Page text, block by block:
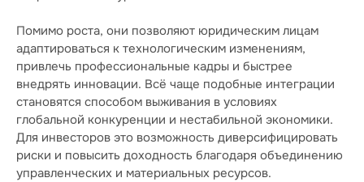
Помимо роста, они позволяют юридическим лицам
адаптироваться к технологическим изменениям,
привлечь профессиональные кадры и быстрее
внедрять инновации. Всё чаще подобные интеграции
становятся способом выживания в условиях
глобальной конкуренции и нестабильной экономики.
Для инвесторов это возможность диверсифицировать
риски и повысить доходность благодаря объединению
управленческих и материальных ресурсов.